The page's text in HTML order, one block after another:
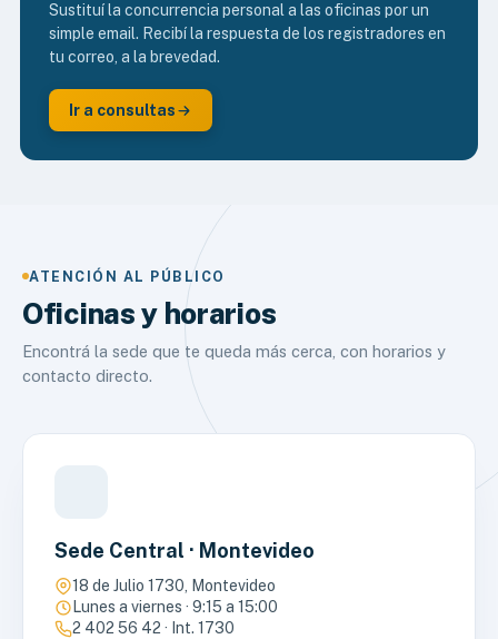
Sustituí la concurrencia personal a las oficinas por un
simple email. Recibí la respuesta de los registradores en
tu correo, a la brevedad.
Ir a consultas
ATENCIÓN AL PÚBLICO
Oficinas y horarios
Encontrá la sede que te queda más cerca, con horarios y
contacto directo.
Sede Central · Montevideo
18 de Julio 1730, Montevideo
Lunes a viernes · 9:15 a 15:00
2 402 56 42 · Int. 1730